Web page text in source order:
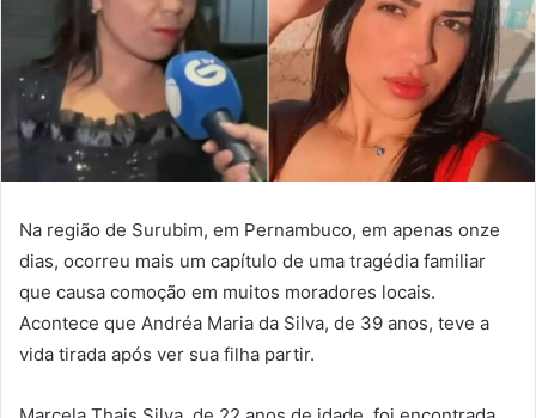
Na região de Surubim, em Pernambuco, em apenas onze
dias, ocorreu mais um capítulo de uma tragédia familiar
que causa comoção em muitos moradores locais.
Acontece que Andréa Maria da Silva, de 39 anos, teve a
vida tirada após ver sua filha partir.